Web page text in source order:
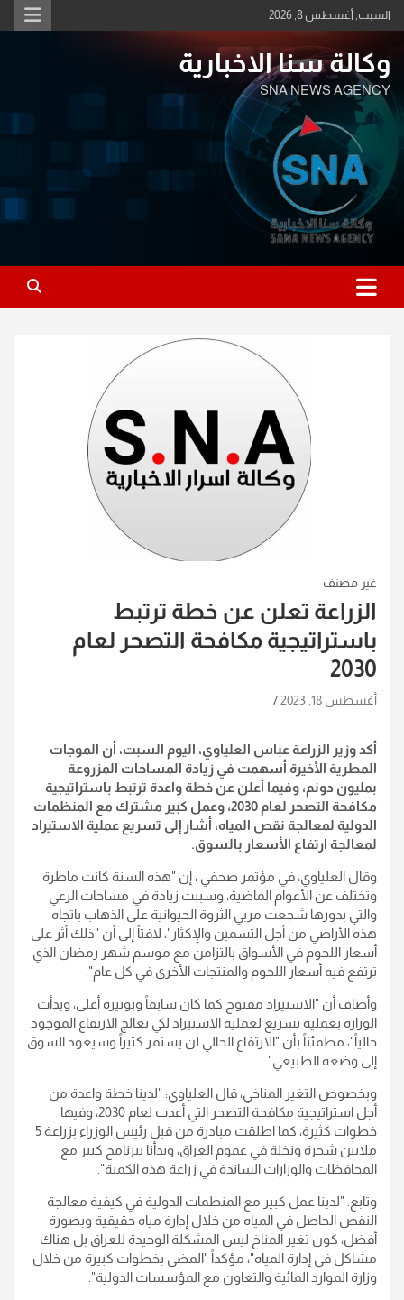
Skip
to
السبت, أغسطس 8, 2026
وكالة سنا الاخبارية
SNA NEWS AGENCY
غير مصنف
الزراعة تعلن عن خطة ترتبط
باستراتيجية مكافحة التصحر لعام
2030
أغسطس 18, 2023
أكد وزير الزراعة عباس العلياوي، اليوم السبت، أن الموجات
المطرية الأخيرة أسهمت في زيادة المساحات المزروعة
بمليون دونم، وفيما أعلن عن خطة واعدة ترتبط باستراتيجية
مكافحة التصحر لعام 2030، وعمل كبير مشترك مع المنظمات
الدولية لمعالجة نقص المياه، أشار إلى تسريع عملية الاستيراد
لمعالجة ارتفاع الأسعار بالسوق.
وقال العلياوي، في مؤتمر صحفي ، إن "هذه السنة كانت ماطرة
وتختلف عن الأعوام الماضية، وسببت زيادة في مساحات الرعي
والتي بدورها شجعت مربي الثروة الحيوانية على الذهاب باتجاه
هذه الأراضي من أجل التسمين والإكثار"، لافتاً إلى أن "ذلك أثر على
أسعار اللحوم في الأسواق بالتزامن مع موسم شهر رمضان الذي
ترتفع فيه أسعار اللحوم والمنتجات الأخرى في كل عام".
وأضاف أن "اﻻستيراد مفتوح كما كان سابقاً وبوتيرة أعلى، وبدأت
الوزارة بعملية تسريع لعملية اﻻستيراد لكي تعالج اﻻرتفاع الموجود
حالياً"، مطمئناً بأن "اﻻرتفاع الحالي لن يستمر كثيراً وسيعود السوق
إلى وضعه الطبيعي".
وبخصوص التغير المناخي، قال العلياوي: "لدينا خطة واعدة من
أجل استراتيجية مكافحة التصحر التي أعدت لعام 2030، وفيها
خطوات كثيرة، كما اطلقت مبادرة من قبل رئيس الوزراء بزراعة 5
ملايين شجرة ونخلة في عموم العراق، وبدأنا ببرنامج كبير مع
المحافظات والوزارات الساندة في زراعة هذه الكمية".
وتابع: "لدينا عمل كبير مع المنظمات الدولية في كيفية معالجة
النقص الحاصل في المياه من خلال إدارة مياه حقيقية وبصورة
أفضل، كون تغير المناخ ليس المشكلة الوحيدة للعراق بل هناك
مشاكل في إدارة المياه"، مؤكداً "المضي بخطوات كبيرة من خلال
وزارة الموارد المائية والتعاون مع المؤسسات الدولية".